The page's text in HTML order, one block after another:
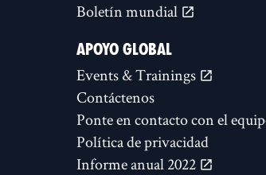
Boletín mundial
APOYO GLOBAL
Events & Trainings
Contáctenos
Ponte en contacto con el
Política de privacidad
Informe anual 2022